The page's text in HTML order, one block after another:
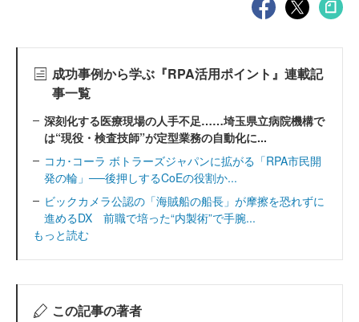
成功事例から学ぶ『RPA活用ポイント』連載記
事一覧
深刻化する医療現場の人手不足……埼玉県立病院機構で
は“現役・検査技師”が定型業務の自動化に...
コカ･コーラ ボトラーズジャパンに拡がる「RPA市民開
発の輪」──後押しするCoEの役割か...
ビックカメラ公認の「海賊船の船長」が摩擦を恐れずに
進めるDX 前職で培った“内製術”で手腕...
もっと読む
この記事の著者